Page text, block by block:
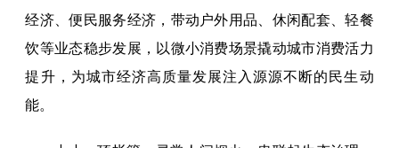
经济、便民服务经济，带动户外用品、休闲配套、轻餐
饮等业态稳步发展，以微小消费场景撬动城市消费活力
提升，为城市经济高质量发展注入源源不断的民生动
能。